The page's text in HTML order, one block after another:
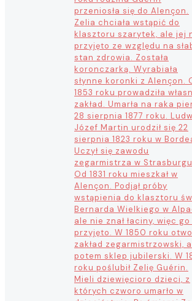
przeniosła się do Alençon.
Zelia chciała wstąpić do
klasztoru szarytek, ale jej
przyjęto ze względu na
stan zdrowia. Została
koronczarką. Wyrabiała
słynne koronki z Alençon.
1853 roku prowadziła
zakład. Umarła na raka
28 sierpnia 1877 roku.
Józef Martin urodził się 22
sierpnia 1823 roku w
Uczył się zawodu
zegarmistrza w
Od 1831 roku mieszkał w
Alençon. Podjął próby
wstąpienia do klasztoru
Bernarda Wielkiego w
ale nie znał łaciny, więc go
przyjęto. W 1850 roku
zakład zegarmistrzowski, a
potem sklep jubilerski. W
roku poślubił Zelię Guérin.
Mieli dziewięcioro dzieci, z
których czworo umarło w